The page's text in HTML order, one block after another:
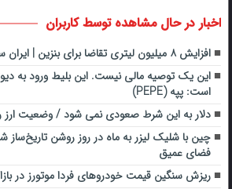
اخبار در حال مشاهده توسط کاربران
افزایش ۸ میلیون لیتری تقاضا برای بنزین | ایران سوخت برای عرضه ندارد
این یک توصیه مالی نیست. این بلیط ورود به
است: پپه (PEPE)
دلار به این شرط صعودی نمی شود / وضعیت ارز
چین با شلیک لیزر به ماه در روز روشن تاریخ‌ساز
فضای عمیق
ریزش سنگین قیمت خودروهای فردا موتورز در